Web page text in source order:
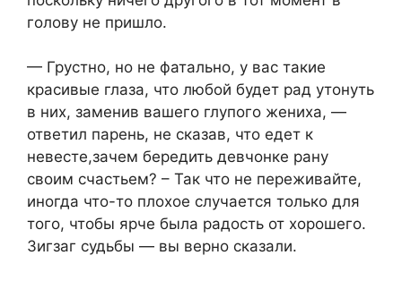
голову не пришло.
— Грустно, но не фатально, у вас такие
красивые глаза, что любой будет рад утонуть
в них, заменив вашего глупого жениха, —
ответил парень, не сказав, что едет к
невесте,зачем бередить девчонке рану
своим счастьем? – Так что не переживайте,
иногда что-то плохое случается только для
того, чтобы ярче была радость от хорошего.
Зигзаг судьбы — вы верно сказали.